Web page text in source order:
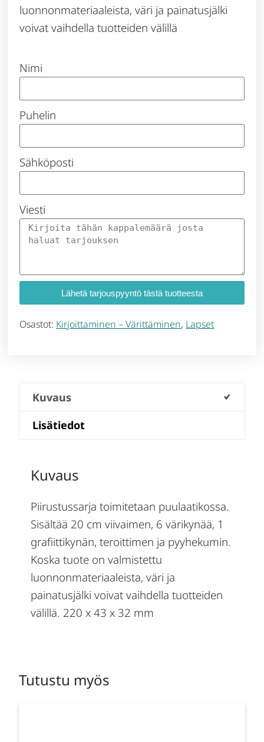
luonnonmateriaaleista, väri ja painatusjälki
voivat vaihdella tuotteiden välillä
Nimi
Puhelin
Sähköposti
Viesti
Lähetä tarjouspyyntö tästä tuotteesta
Osastot: Kirjoittaminen – Värittäminen, Lapset
Kuvaus
Lisätiedot
Kuvaus
Piirustussarja toimitetaan puulaatikossa.
Sisältää 20 cm viivaimen, 6 värikynää, 1
grafiittikynän, teroittimen ja pyyhekumin.
Koska tuote on valmistettu
luonnonmateriaaleista, väri ja
painatusjälki voivat vaihdella tuotteiden
välillä. 220 x 43 x 32 mm
Tutustu myös